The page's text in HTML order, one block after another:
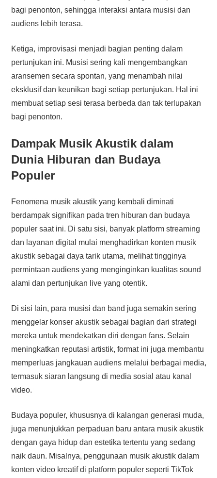
bagi penonton, sehingga interaksi antara musisi dan
audiens lebih terasa.
Ketiga, improvisasi menjadi bagian penting dalam
pertunjukan ini. Musisi sering kali mengembangkan
aransemen secara spontan, yang menambah nilai
eksklusif dan keunikan bagi setiap pertunjukan. Hal ini
membuat setiap sesi terasa berbeda dan tak terlupakan
bagi penonton.
Dampak Musik Akustik dalam
Dunia Hiburan dan Budaya
Populer
Fenomena musik akustik yang kembali diminati
berdampak signifikan pada tren hiburan dan budaya
populer saat ini. Di satu sisi, banyak platform streaming
dan layanan digital mulai menghadirkan konten musik
akustik sebagai daya tarik utama, melihat tingginya
permintaan audiens yang menginginkan kualitas sound
alami dan pertunjukan live yang otentik.
Di sisi lain, para musisi dan band juga semakin sering
menggelar konser akustik sebagai bagian dari strategi
mereka untuk mendekatkan diri dengan fans. Selain
meningkatkan reputasi artistik, format ini juga membantu
memperluas jangkauan audiens melalui berbagai media,
termasuk siaran langsung di media sosial atau kanal
video.
Budaya populer, khususnya di kalangan generasi muda,
juga menunjukkan perpaduan baru antara musik akustik
dengan gaya hidup dan estetika tertentu yang sedang
naik daun. Misalnya, penggunaan musik akustik dalam
konten video kreatif di platform populer seperti TikTok